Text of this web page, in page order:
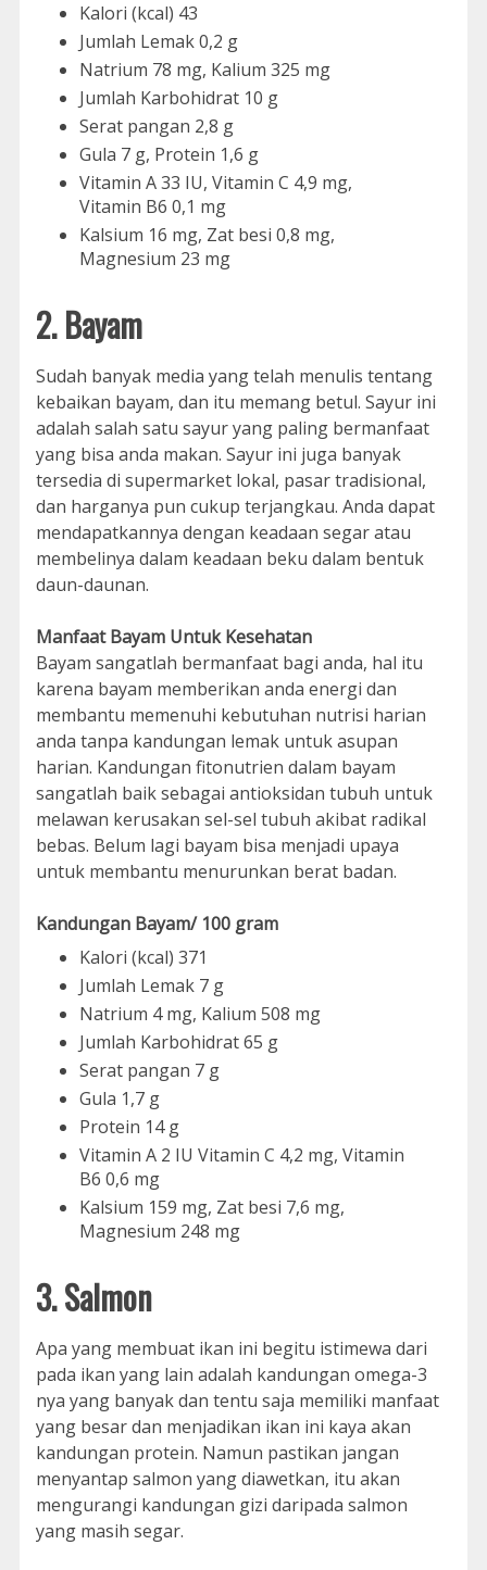
Kalori (kcal) 43
Jumlah Lemak 0,2 g
Natrium 78 mg, Kalium 325 mg
Jumlah Karbohidrat 10 g
Serat pangan 2,8 g
Gula 7 g, Protein 1,6 g
Vitamin A 33 IU, Vitamin C 4,9 mg,
Vitamin B6 0,1 mg
Kalsium 16 mg, Zat besi 0,8 mg,
Magnesium 23 mg
2. Bayam
Sudah banyak media yang telah menulis tentang
kebaikan bayam, dan itu memang betul. Sayur ini
adalah salah satu sayur yang paling bermanfaat
yang bisa anda makan. Sayur ini juga banyak
tersedia di supermarket lokal, pasar tradisional,
dan harganya pun cukup terjangkau. Anda dapat
mendapatkannya dengan keadaan segar atau
membelinya dalam keadaan beku dalam bentuk
daun-daunan.
Manfaat Bayam Untuk Kesehatan
Bayam sangatlah bermanfaat bagi anda, hal itu
karena bayam memberikan anda energi dan
membantu memenuhi kebutuhan nutrisi harian
anda tanpa kandungan lemak untuk asupan
harian. Kandungan fitonutrien dalam bayam
sangatlah baik sebagai antioksidan tubuh untuk
melawan kerusakan sel-sel tubuh akibat radikal
bebas. Belum lagi bayam bisa menjadi upaya
untuk membantu menurunkan berat badan.
Kandungan Bayam/ 100 gram
Kalori (kcal) 371
Jumlah Lemak 7 g
Natrium 4 mg, Kalium 508 mg
Jumlah Karbohidrat 65 g
Serat pangan 7 g
Gula 1,7 g
Protein 14 g
Vitamin A 2 IU Vitamin C 4,2 mg, Vitamin
B6 0,6 mg
Kalsium 159 mg, Zat besi 7,6 mg,
Magnesium 248 mg
3. Salmon
Apa yang membuat ikan ini begitu istimewa dari
pada ikan yang lain adalah kandungan omega-3
nya yang banyak dan tentu saja memiliki manfaat
yang besar dan menjadikan ikan ini kaya akan
kandungan protein. Namun pastikan jangan
menyantap salmon yang diawetkan, itu akan
mengurangi kandungan gizi daripada salmon
yang masih segar.